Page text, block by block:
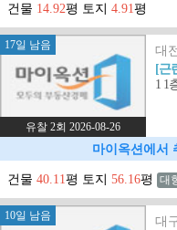
건물 14.92평 토지 4.91평
17일 남음
유찰 2회 2026-08-26
대
[근
1 1
마이옥션에서
건물 40.11평 토지 56.16평 대
10일 남음
대